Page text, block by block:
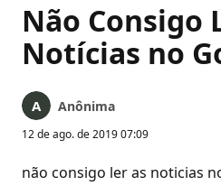
Não Consigo
Notícias no
Anônima
12 de ago. de 2019 07:09
não consigo ler as noticias